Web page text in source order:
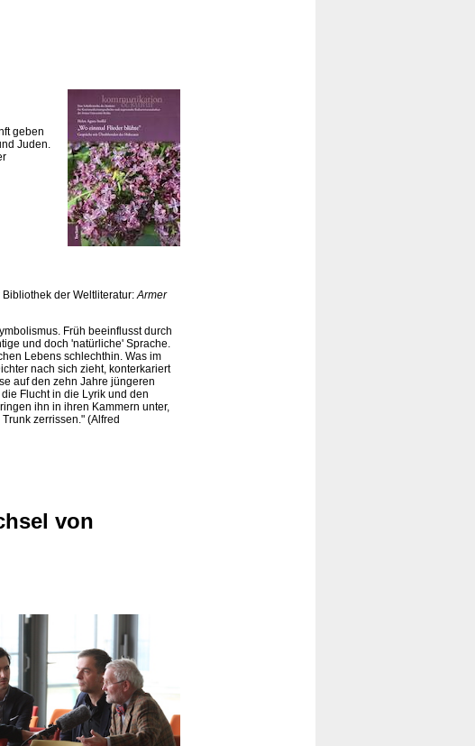
geben
Juden.
Bibliothek der Weltliteratur:Armer
Früh beeinflusst durch
und doch 'natürliche' Sprache.
Lebens schlechthin. Was im
nach sich zieht, konterkariert
auf den zehn Jahre jüngeren
Flucht in die Lyrik und den
ihn in ihren Kammern unter,
zerrissen." (Alfred
von